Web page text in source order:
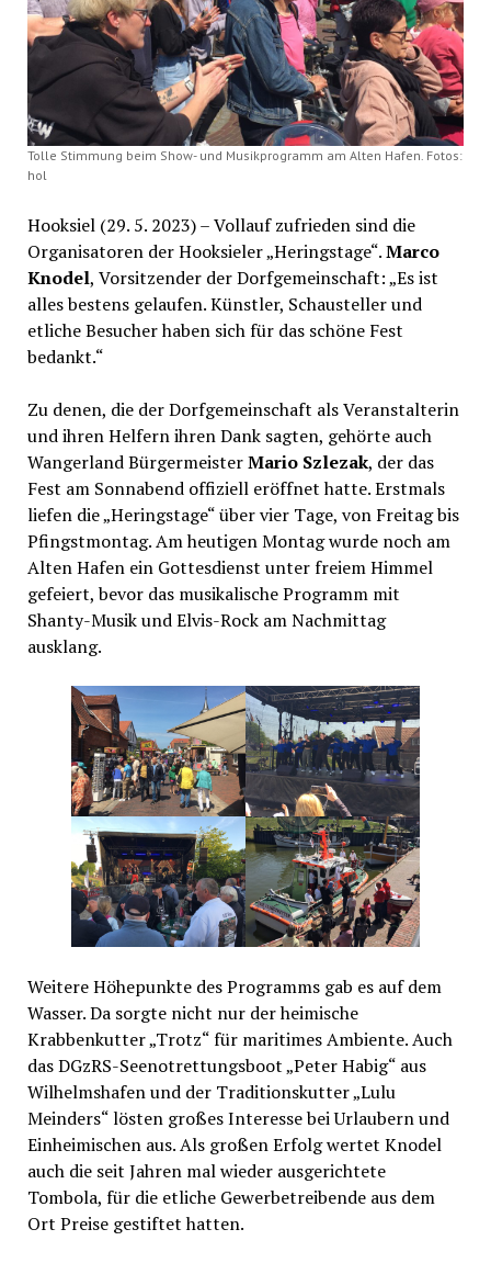
Tolle Stimmung beim Show- und Musikprogramm am Alten Hafen. Fotos:
hol
Hooksiel (29. 5. 2023) – Vollauf zufrieden sind die
Organisatoren der Hooksieler „Heringstage“.Marco
Knodel, Vorsitzender der Dorfgemeinschaft: „Es ist
alles bestens gelaufen. Künstler, Schausteller und
etliche Besucher haben sich für das schöne Fest
bedankt.“
Zu denen, die der Dorfgemeinschaft als Veranstalterin
und ihren Helfern ihren Dank sagten, gehörte auch
Wangerland BürgermeisterMario Szlezak, der das
Fest am Sonnabend offiziell eröffnet hatte. Erstmals
liefen die „Heringstage“ über vier Tage, von Freitag bis
Pfingstmontag. Am heutigen Montag wurde noch am
Alten Hafen ein Gottesdienst unter freiem Himmel
gefeiert, bevor das musikalische Programm mit
Shanty-Musik und Elvis-Rock am Nachmittag
ausklang.
Weitere Höhepunkte des Programms gab es auf dem
Wasser. Da sorgte nicht nur der heimische
Krabbenkutter „Trotz“ für maritimes Ambiente. Auch
das DGzRS-Seenotrettungsboot „Peter Habig“ aus
Wilhelmshafen und der Traditionskutter „Lulu
Meinders“ lösten großes Interesse bei Urlaubern und
Einheimischen aus. Als großen Erfolg wertet Knodel
auch die seit Jahren mal wieder ausgerichtete
Tombola, für die etliche Gewerbetreibende aus dem
Ort Preise gestiftet hatten.